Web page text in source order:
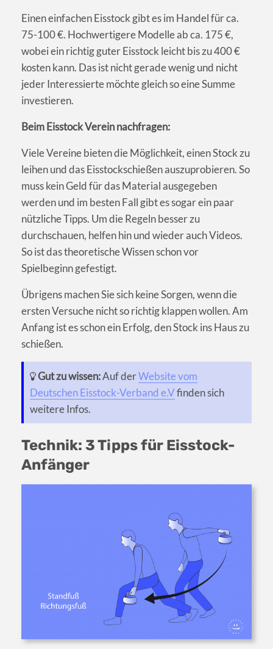
Einen einfachen Eisstock gibt es im Handel für ca.
75-100 €. Hochwertigere Modelle ab ca. 175 €,
wobei ein richtig guter Eisstock leicht bis zu 400 €
kosten kann. Das ist nicht gerade wenig und nicht
jeder Interessierte möchte gleich so eine Summe
investieren.
Beim Eisstock Verein nachfragen:
Viele Vereine bieten die Möglichkeit, einen Stock zu
leihen und das Eisstockschießen auszuprobieren. So
muss kein Geld für das Material ausgegeben
werden und im besten Fall gibt es sogar ein paar
nützliche Tipps. Um die Regeln besser zu
durchschauen, helfen hin und wieder auch Videos.
So ist das theoretische Wissen schon vor
Spielbeginn gefestigt.
Übrigens machen Sie sich keine Sorgen, wenn die
ersten Versuche nicht so richtig klappen wollen. Am
Anfang ist es schon ein Erfolg, den Stock ins Haus zu
schießen.
Gut zu wissen:Auf derWebsite vom
Deutschen Eisstock-Verband e.Vfinden sich
weitere Infos.
Technik: 3 Tipps für Eisstock-
Anfänger